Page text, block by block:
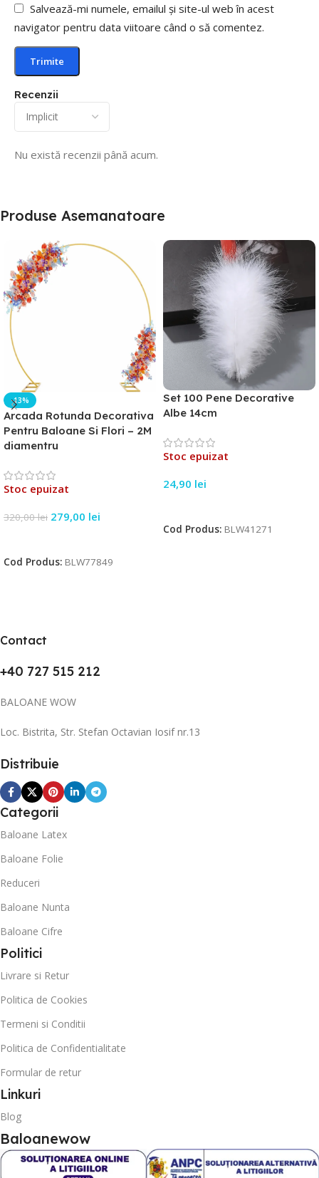
Recenzii
Nu există recenzii până acum.
Salvează-mi numele, emailul și site-ul web în acest
navigator pentru data viitoare când o să comentez.
Produse Asemanatoare
-13%
Arcada Rotunda Decorativa
Pentru Baloane Si Flori – 2M
diamentru
Stoc epuizat
320,00lei 279,00 lei
Cod Produs: BLW77849
Set 100 Pene Decorative
Albe 14cm
Stoc epuizat
24,90 lei
Cod Produs: BLW41271
Contact
+40 727 515 212
BALOANE WOW
Loc. Bistrita, Str. Stefan Octavian Iosif nr.13
Distribuie
Categorii
Baloane Latex
Baloane Folie
Reduceri
Baloane Nunta
Baloane Cifre
Politici
Livrare si Retur
Politica de Cookies
Termeni si Conditii
Politica de Confidentialitate
Formular de retur
Linkuri
Blog
Baloanewow